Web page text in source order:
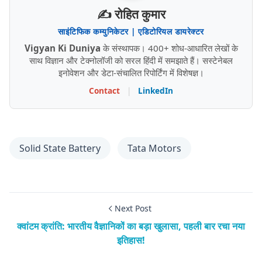
✍️ रोहित कुमार
साइंटिफिक कम्युनिकेटर | एडिटोरियल डायरेक्टर
Vigyan Ki Duniya के संस्थापक। 400+ शोध-आधारित लेखों के
साथ विज्ञान और टेक्नोलॉजी को सरल हिंदी में समझाते हैं। सस्टेनेबल
इनोवेशन और डेटा-संचालित रिपोर्टिंग में विशेषज्ञ।
Contact | LinkedIn
Solid State Battery Tata Motors
Next Post
क्वांटम क्रांति: भारतीय वैज्ञानिकों का बड़ा खुलासा, पहली बार रचा नया
इतिहास!